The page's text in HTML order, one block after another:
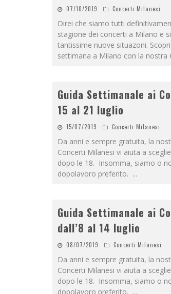
07/10/2019 Concerti Milanesi
Direi che siamo tutti
stagione dei concerti a Milano e
tantissime nuove situazoni.
settimana a Milano con la nostra
Guida Settimanale ai
15 al 21 luglio
15/07/2019 Concerti Milanesi
Da anni e sempre gratuita, la
Concerti Milanesi vi aiuta a
dopo le 18. Insomma, siamo o
dopolavoro preferito. ...
Guida Settimanale ai
dall’8 al 14 luglio
08/07/2019 Concerti Milanesi
Da anni e sempre gratuita, la
Concerti Milanesi vi aiuta a
dopo le 18. Insomma, siamo o
dopolavoro preferito. ...